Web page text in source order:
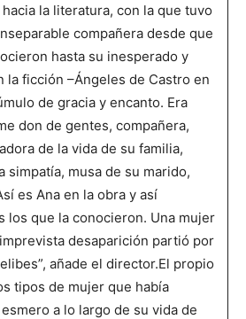
la literatura, con la que tuvo
compañera desde que
hasta su inesperado y
la ficción –Ángeles de Castro en
de gracia y encanto. Era
don de gentes, compañera,
de la vida de su familia,
simpatía, musa de su marido,
es Ana en la obra y así
los que la conocieron. Una mujer
desaparición partió por
añade el director.El propio
tipos de mujer que había
a lo largo de su vida de